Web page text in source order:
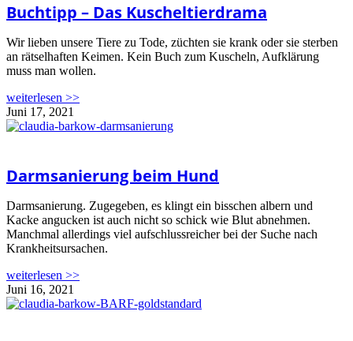
Buchtipp – Das Kuscheltierdrama
Wir lieben unsere Tiere zu Tode, züchten sie krank oder sie sterben
an rätselhaften Keimen. Kein Buch zum Kuscheln, Aufklärung
muss man wollen.
weiterlesen >>
Juni 17, 2021
Darmsanierung beim Hund
Darmsanierung. Zugegeben, es klingt ein bisschen albern und
Kacke angucken ist auch nicht so schick wie Blut abnehmen.
Manchmal allerdings viel aufschlussreicher bei der Suche nach
Krankheitsursachen.
weiterlesen >>
Juni 16, 2021